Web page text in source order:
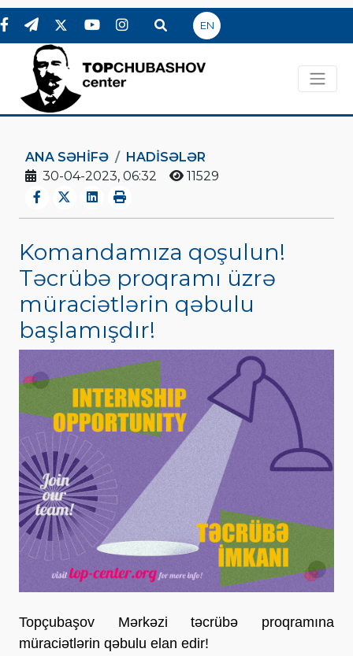
EN
ANA SƏHIFƏ
HADİSƏLƏR
30-04-2023, 06:32
11529
Komandamıza qoşulun!
Təcrübə proqramı üzrə
müraciətlərin qəbulu
başlamışdır!
Topçubaşov Mərkəzi təcrübə proqramına
müraciətlərin qəbulu elan edir!